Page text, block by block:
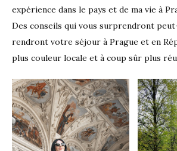
expérience dans le pays et de ma vie à
Des conseils qui vous surprendront
rendront votre séjour à Prague et en
plus couleur locale et à coup sûr plus